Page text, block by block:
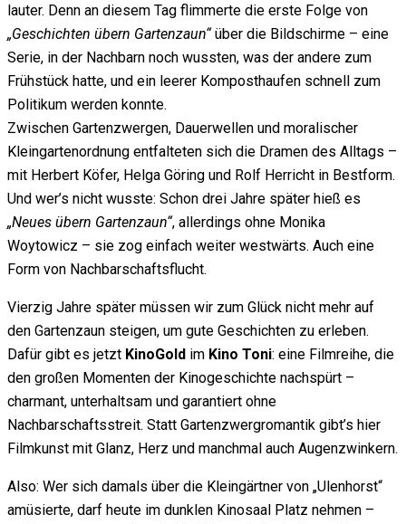
lauter. Denn an diesem Tag flimmerte die erste Folge von
„Geschichten übern Gartenzaun“über die Bildschirme – eine
Serie, in der Nachbarn noch wussten, was der andere zum
Frühstück hatte, und ein leerer Komposthaufen schnell zum
Politikum werden konnte.
Zwischen Gartenzwergen, Dauerwellen und moralischer
Kleingartenordnung entfalteten sich die Dramen des Alltags –
mit Herbert Köfer, Helga Göring und Rolf Herricht in Bestform.
Und wer’s nicht wusste: Schon drei Jahre später hieß es
„Neues übern Gartenzaun“, allerdings ohne Monika
Woytowicz – sie zog einfach weiter westwärts. Auch eine
Form von Nachbarschaftsflucht.
Vierzig Jahre später müssen wir zum Glück nicht mehr auf
den Gartenzaun steigen, um gute Geschichten zu erleben.
Dafür gibt es jetzt KinoGold im Kino Toni: eine Filmreihe, die
den großen Momenten der Kinogeschichte nachspürt –
charmant, unterhaltsam und garantiert ohne
Nachbarschaftsstreit. Statt Gartenzwergromantik gibt’s hier
Filmkunst mit Glanz, Herz und manchmal auch Augenzwinkern.
Also: Wer sich damals über die Kleingärtner von „Ulenhorst“
amüsierte, darf heute im dunklen Kinosaal Platz nehmen –